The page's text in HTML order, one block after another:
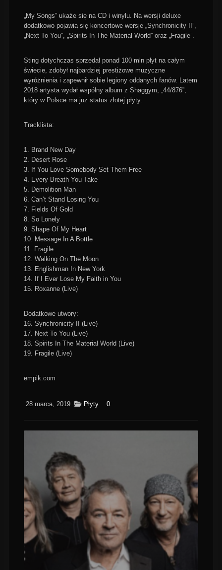
„My Songs” ukaże się na CD i winylu. Na wersji deluxe
dodatkowo pojawią się koncertowe wersje „Synchronicity II”,
„Next To You”, „Spirits In The Material World” oraz „Fragile”.
Sting dotychczas sprzedał ponad 100 mln płyt na całym
świecie, zdobył najbardziej prestiżowe muzyczne
wyróżnienia i zapewnił sobie legiony oddanych fanów. Latem
2018 artysta wydał wspólny album z Shaggym, „44/876”,
który w Polsce ma już status złotej płyty.
Tracklista:
1. Brand New Day
2. Desert Rose
3. If You Love Somebody Set Them Free
4. Every Breath You Take
5. Demolition Man
6. Can’t Stand Losing You
7. Fields Of Gold
8. So Lonely
9. Shape Of My Heart
10. Message In A Bottle
11. Fragile
12. Walking On The Moon
13. Englishman In New York
14. If I Ever Lose My Faith in You
15. Roxanne (Live)
Dodatkowe utwory:
16. Synchronicity II (Live)
17. Next To You (Live)
18. Spirits In The Material World (Live)
19. Fragile (Live)
empik.com
28 marca, 2019 Płyty 0